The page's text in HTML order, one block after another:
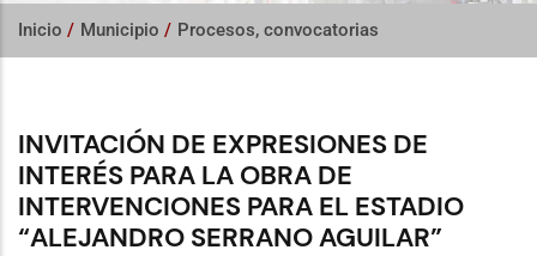
Inicio / Municipio / Procesos, convocatorias
INVITACIÓN DE EXPRESIONES DE
INTERÉS PARA LA OBRA DE
INTERVENCIONES PARA EL ESTADIO
“ALEJANDRO SERRANO AGUILAR”